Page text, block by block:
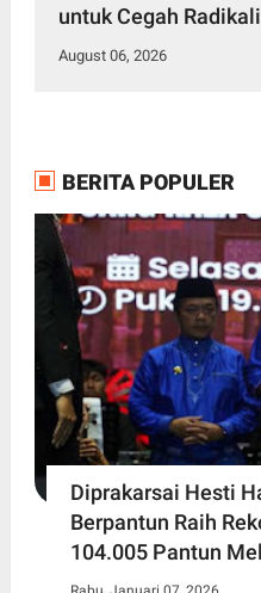
untuk Cegah
Perundungan
August 06, 2026
BERITA POPULER
Diprakarsai Hesti
Berpantun Raih
104.005 Pantun